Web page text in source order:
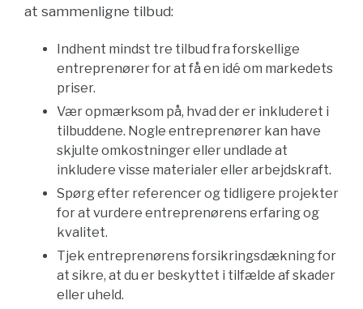
at sammenligne tilbud:
Indhent mindst tre tilbud fra forskellige
entreprenører for at få en idé om markedets
priser.
Vær opmærksom på, hvad der er inkluderet i
tilbuddene. Nogle entreprenører kan have
skjulte omkostninger eller undlade at
inkludere visse materialer eller arbejdskraft.
Spørg efter referencer og tidligere projekter
for at vurdere entreprenørens erfaring og
kvalitet.
Tjek entreprenørens forsikringsdækning for
at sikre, at du er beskyttet i tilfælde af skader
eller uheld.